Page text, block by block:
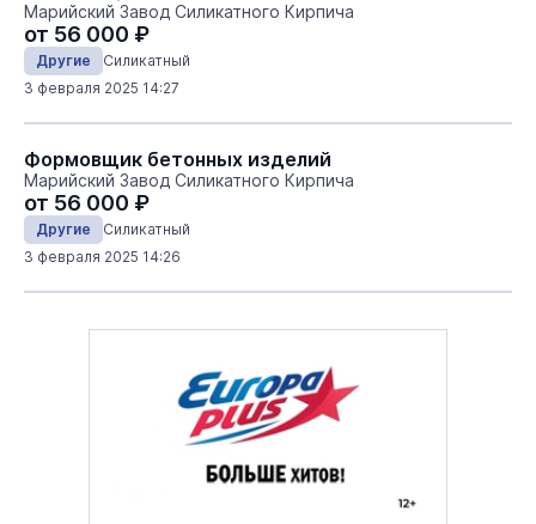
Марийский Завод Силикатного Кирпича
от 56 000 ₽
Другие
Силикатный
3 февраля 2025 14:27
Формовщик бетонных изделий
Марийский Завод Силикатного Кирпича
от 56 000 ₽
Другие
Силикатный
3 февраля 2025 14:26